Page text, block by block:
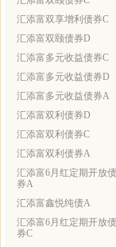
汇添富双享增利债券C
汇添富双颐债券D
汇添富多元收益债券C
汇添富多元收益债券D
汇添富多元收益债券A
汇添富双利债券D
汇添富双利债券C
汇添富双利债券A
汇添富6月红定期开放债
券A
汇添富鑫悦纯债A
汇添富6月红定期开放债
券C